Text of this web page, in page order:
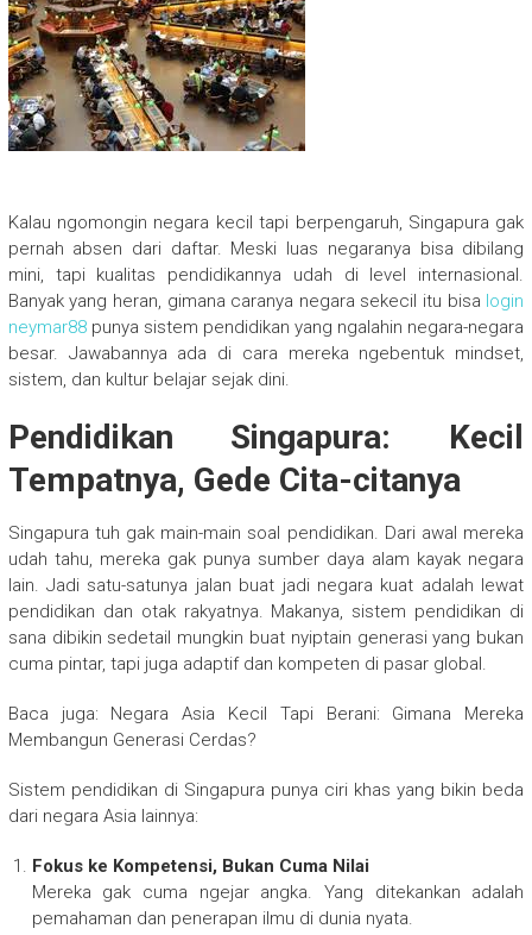
Kalau ngomongin negara kecil tapi berpengaruh, Singapura gak
pernah absen dari daftar. Meski luas negaranya bisa dibilang
mini, tapi kualitas pendidikannya udah di level internasional.
Banyak yang heran, gimana caranya negara sekecil itu bisa login
neymar88punya sistem pendidikan yang ngalahin negara-negara
besar. Jawabannya ada di cara mereka ngebentuk mindset,
sistem, dan kultur belajar sejak dini.
Pendidikan Singapura: Kecil
Tempatnya, Gede Cita-citanya
Singapura tuh gak main-main soal pendidikan. Dari awal mereka
udah tahu, mereka gak punya sumber daya alam kayak negara
lain. Jadi satu-satunya jalan buat jadi negara kuat adalah lewat
pendidikan dan otak rakyatnya. Makanya, sistem pendidikan di
sana dibikin sedetail mungkin buat nyiptain generasi yang bukan
cuma pintar, tapi juga adaptif dan kompeten di pasar global.
Baca juga: Negara Asia Kecil Tapi Berani: Gimana Mereka
Membangun Generasi Cerdas?
Sistem pendidikan di Singapura punya ciri khas yang bikin beda
dari negara Asia lainnya:
Fokus ke Kompetensi, Bukan Cuma Nilai
Mereka gak cuma ngejar angka. Yang ditekankan adalah
pemahaman dan penerapan ilmu di dunia nyata.